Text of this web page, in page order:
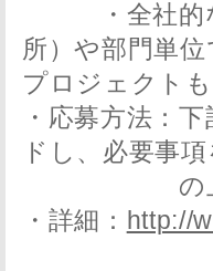
・全社的な
所）や部門単
プロジェクト
・応募方法：
ドし、必要事
の上、ホ
・詳細： http://